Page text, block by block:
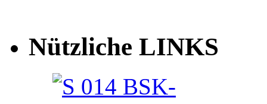
Nützliche LINKS